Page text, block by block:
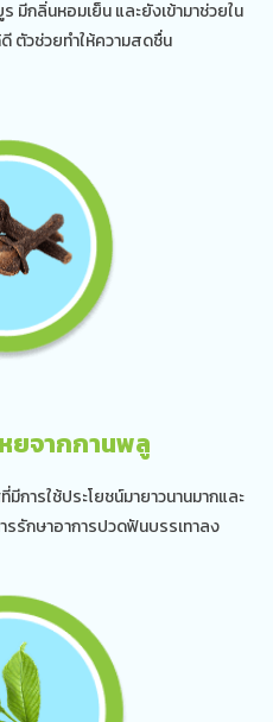
มีกลิ่นหอมเย็น และยังเข้ามาช่วยใน
ตัวช่วยทำให้ความสดชื่น
ยจากกานพลู
การใช้ประโยชน์มายาวนานมากและ
รักษาอาการปวดฟันบรรเทาลง